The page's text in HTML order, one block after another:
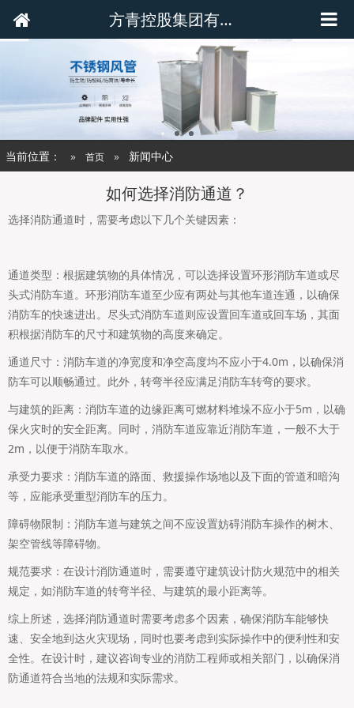
方青控股集团有限公司
当前位置： 首页 新闻中心
如何选择消防通道？
选择消防通道时，需要考虑以下几个关键因素：
通道类型：根据建筑物的具体情况，可以选择设置环形消防车道或尽
头式消防车道。环形消防车道至少应有两处与其他车道连通，以确保
消防车的快速进出。尽头式消防车道则应设置回车道或回车场，其面
积根据消防车的尺寸和建筑物的高度来确定。
通道尺寸：消防车道的净宽度和净空高度均不应小于4.0m，以确保消
防车可以顺畅通过。此外，转弯半径应满足消防车转弯的要求。
与建筑的距离：消防车道的边缘距离可燃材料堆垛不应小于5m，以确
保火灾时的安全距离。同时，消防车道应靠近消防车道，一般不大于
2m，以便于消防车取水。
承受力要求：消防车道的路面、救援操作场地以及下面的管道和暗沟
等，应能承受重型消防车的压力。
障碍物限制：消防车道与建筑之间不应设置妨碍消防车操作的树木、
架空管线等障碍物。
规范要求：在设计消防通道时，需要遵守建筑设计防火规范中的相关
规定，如消防车道的转弯半径、与建筑的最小距离等。
综上所述，选择消防通道时需要考虑多个因素，确保消防车能够快
速、安全地到达火灾现场，同时也要考虑到实际操作中的便利性和安
全性。在设计时，建议咨询专业的消防工程师或相关部门，以确保消
防通道符合当地的法规和实际需求。